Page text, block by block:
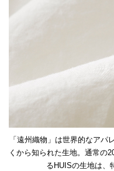
「遠州織物」は世界的なア
くから知られた生地。通常の
るHUISの生地は、